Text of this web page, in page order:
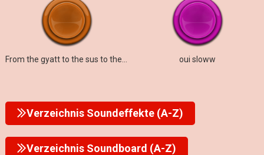
oui sloww
Verzeichnis Soundeffekte (A-Z)
Verzeichnis Soundboard (A-Z)